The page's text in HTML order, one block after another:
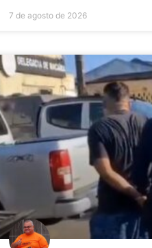
7 de agosto de 2026